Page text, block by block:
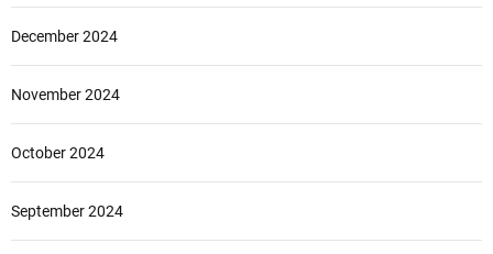
December 2024
November 2024
October 2024
September 2024